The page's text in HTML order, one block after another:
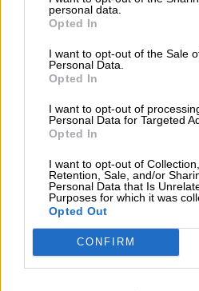
personal data.
Opted In
I want to opt-out of the Sale
Personal Data.
Opted In
I want to opt-out of
Personal Data for Targeted
Opted In
I want to opt-out of
Retention, Sale, and/or
Personal Data that Is
Purposes for which it was
Opted Out
CONFIRM
Ricardo Vázquez
NOTICIAS